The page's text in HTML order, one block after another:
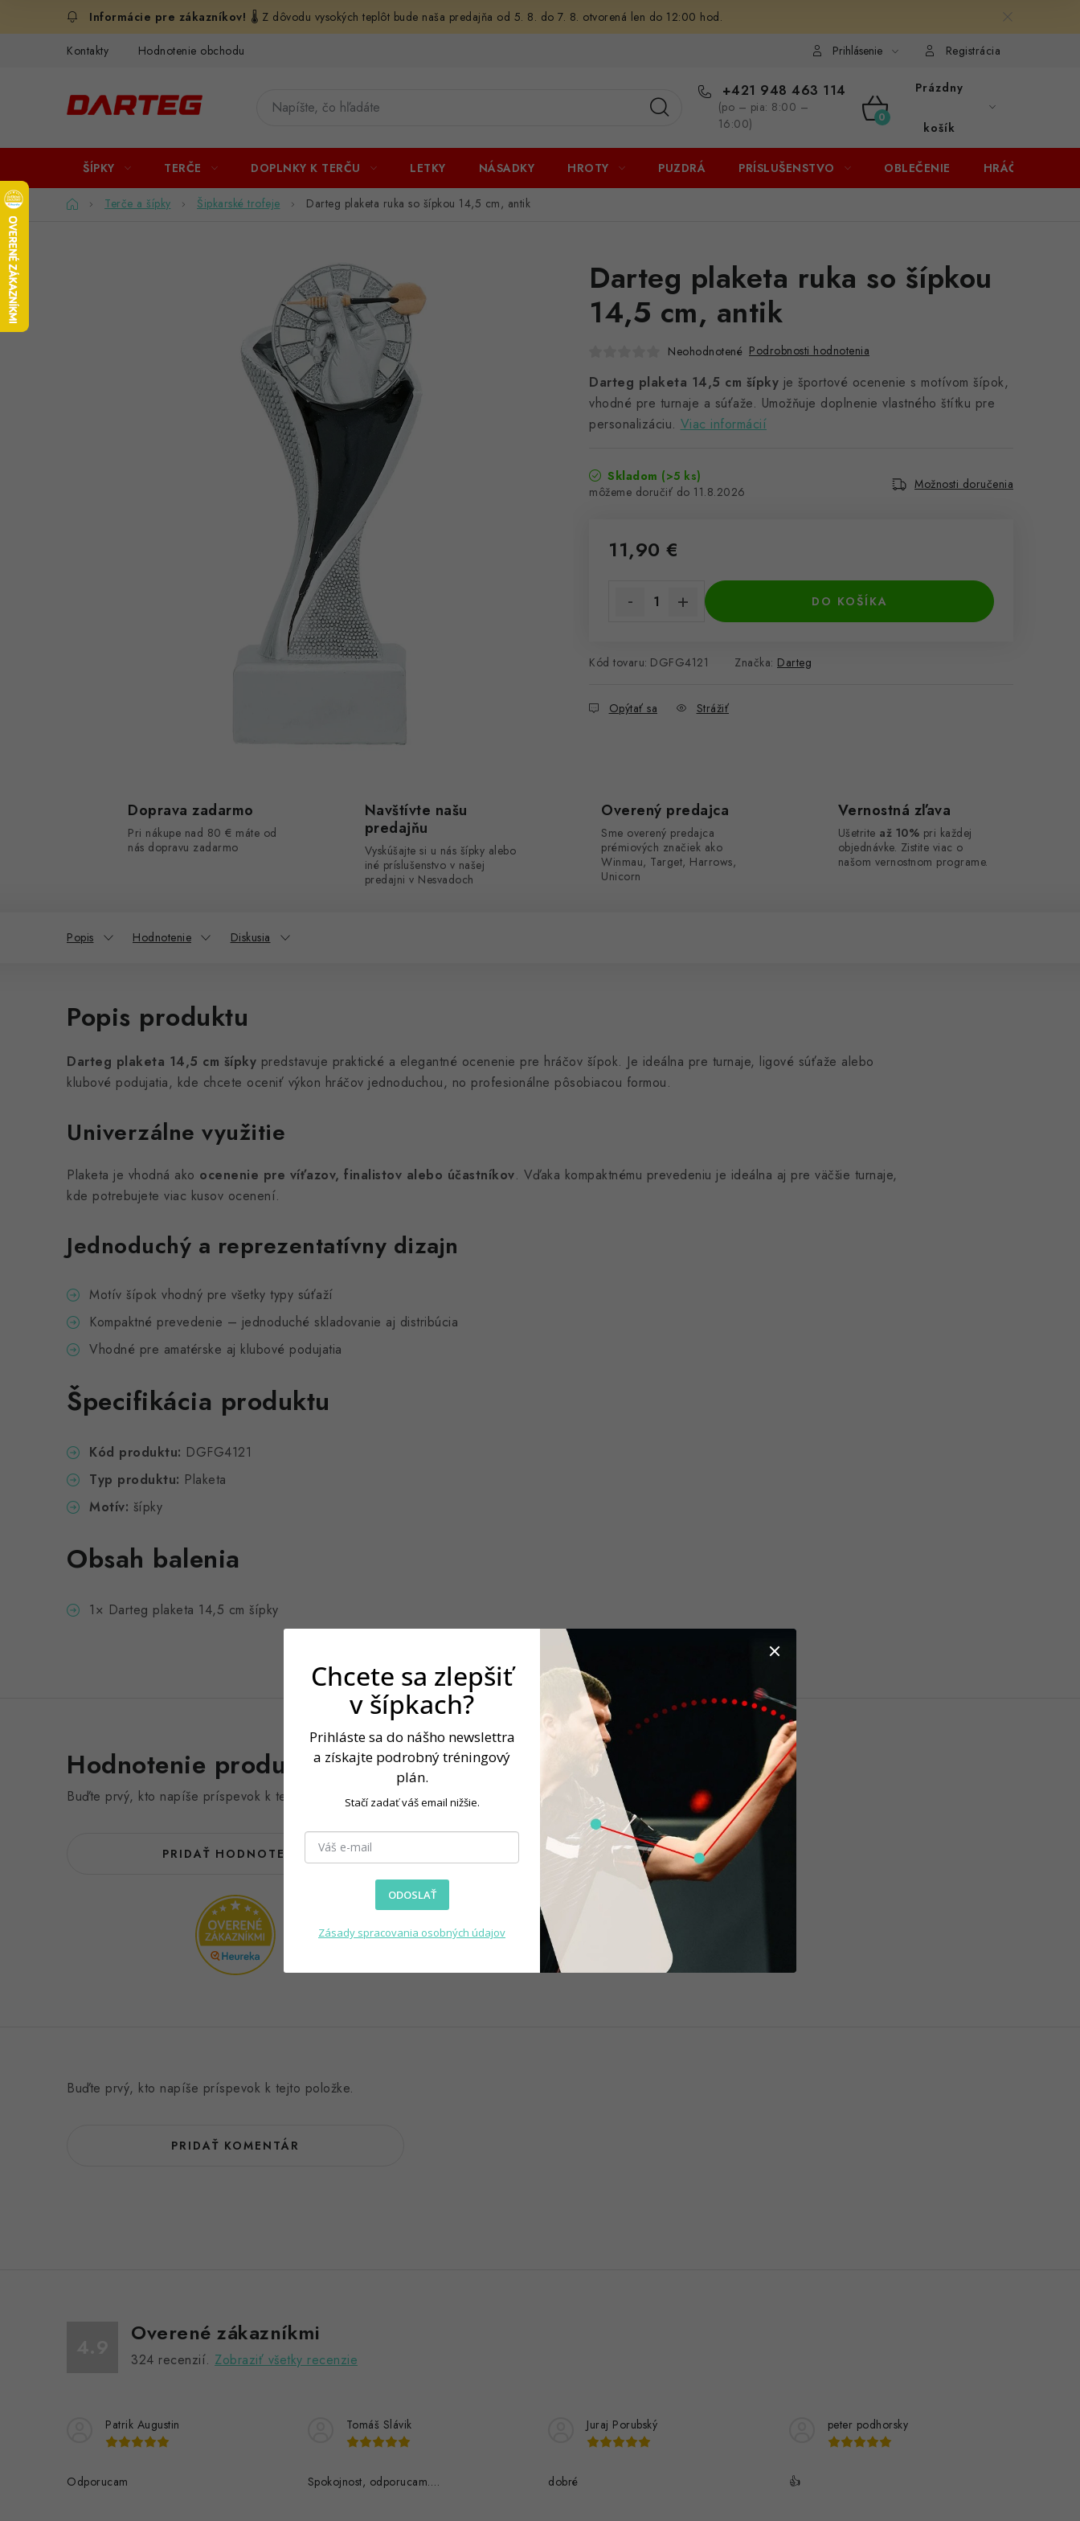
🌡️ Z dôvodu vysokých teplôt bude naša predajňa od 5. 8. do 7. 8. otvorená len do 12:00 hod.
Kontakty Hodnotenie obchodu Prihlásenie Registrácia
+421 948 463 114
(po – pia: 8:00 –
16:00)
NÁKUPNÝ
KOŠÍK
Prázdny
košík
ŠÍPKY TERČE DOPLNKY K TERČU LETKY NÁSADKY HROTY PUZDRÁ PRÍSLUŠENSTVO OBLEČENIE HRÁČI
DomovTerče a šípky Šipkarské trofeje Darteg plaketa ruka so šípkou 14,5 cm, antik
Darteg plaketa ruka so šípkou
14,5 cm, antik
Neohodnotené Podrobnosti hodnotenia
Darteg plaketa 14,5 cm šípky je športové ocenenie s motívom šípok,
vhodné pre turnaje a súťaže. Umožňuje doplnenie vlastného štítku pre
personalizáciu. Viac informácií
Skladom (>5 ks)
11.8.2026
Možnosti doručenia
11,90 €
DO KOŠÍKA
Kód tovaru: DGFG4121 Značka: Darteg
Opýtať sa Strážiť
Doprava zadarmo
Pri nákupe nad 80 € máte od
nás dopravu zadarmo
Navštívte našu
predajňu
Vyskúšajte si u nás šípky alebo
iné príslušenstvo v našej
predajni v Nesvadoch
Overený predajca
Sme overený predajca
prémiových značiek ako
Winmau, Target, Harrows,
Unicorn
Vernostná zľava
Ušetrite až 10% pri každej
objednávke. Zistite viac o
našom vernostnom programe.
Popis Hodnotenie Diskusia
Popis produktu
Darteg plaketa 14,5 cm šípky predstavuje praktické a elegantné ocenenie pre hráčov šípok. Je ideálna pre turnaje, ligové súťaže alebo
klubové podujatia, kde chcete oceniť výkon hráčov jednoduchou, no profesionálne pôsobiacou formou.
Univerzálne využitie
Plaketa je vhodná ako ocenenie pre víťazov, finalistov alebo účastníkov. Vďaka kompaktnému prevedeniu je ideálna aj pre väčšie turnaje,
kde potrebujete viac kusov ocenení.
Jednoduchý a reprezentatívny dizajn
Motív šípok vhodný pre všetky typy súťaží
Kompaktné prevedenie – jednoduché skladovanie aj distribúcia
Vhodné pre amatérske aj klubové podujatia
Špecifikácia produktu
Kód produktu: DGFG4121
Typ produktu: Plaketa
Motív: šípky
Obsah balenia
1× Darteg plaketa 14,5 cm šípky
Hodnotenie produktu (0)
Buďte prvý, kto napíše príspevok k tejto položke.
PRIDAŤ HODNOTENIE
Buďte prvý, kto napíše príspevok k tejto položke.
PRIDAŤ KOMENTÁR
Overené zákazníkmi
324 recenzií. Zobraziť všetky recenzie
Patrik Augustin
Odporucam
Tomáš Slávik
Spokojnost, odporucam….
Juraj Porubský
dobré
peter podhorsky
👍
Chcete sa zlepšiť
v šípkach?
Prihláste sa do nášho newslettra
a získajte podrobný tréningový
plán.
Stačí zadať váš email nižšie.
ODOSLAŤ
Zásady spracovania osobných údajov